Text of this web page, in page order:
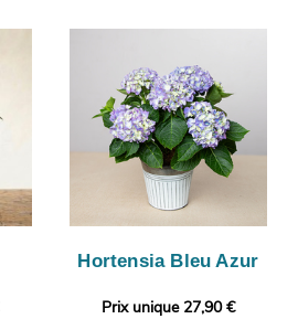
Hortensia Bleu Azur
Prix unique 27,90 €